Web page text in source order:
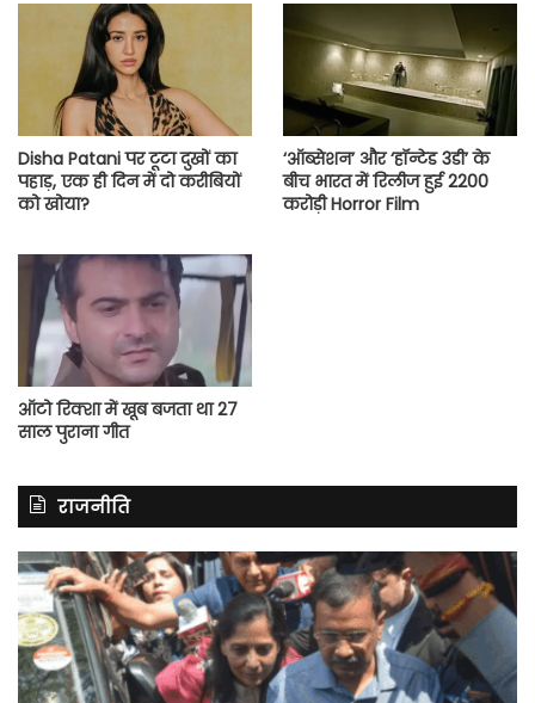
Disha Patani पर टूटा दुखों का
पहाड़, एक ही दिन में दो करीबियों
को खोया?
‘ऑब्सेशन’ और ‘हॉन्टेड 3डी’ के
बीच भारत में रिलीज हुई 2200
करोड़ी Horror Film
ऑटो रिक्शा में खूब बजता था 27
साल पुराना गीत
राजनीति